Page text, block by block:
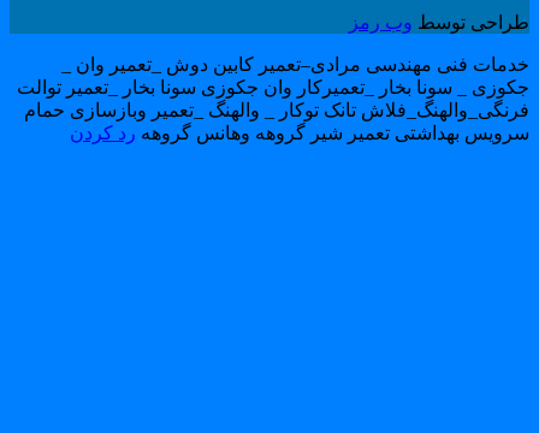
توسطوب رمز
فنی مهندسی مرادی–تعمیر کابین دوش _تعمیر وان _
_ سونا بخار _تعمیرکار وان جکوزی سونا بخار _تعمیر توالت
تانک توکار _ والهنگ _تعمیر وبازسازی حمام
بهداشتی تعمیر شیر گروهه وهانس گروههرد کردن